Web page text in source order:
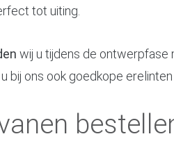
tot uiting.
wij u tijdens de ontwerpfase
bij ons ook goedkope